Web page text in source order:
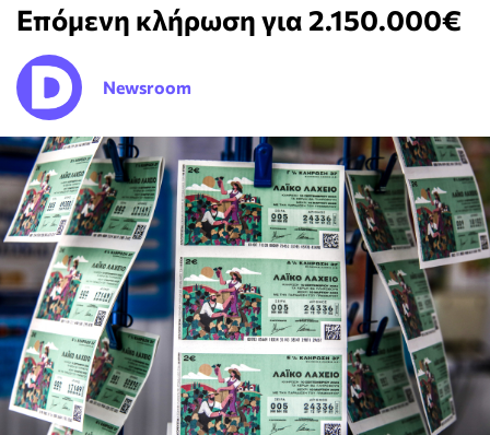
Επόμενη κλήρωση για 2.150.000€
Newsroom